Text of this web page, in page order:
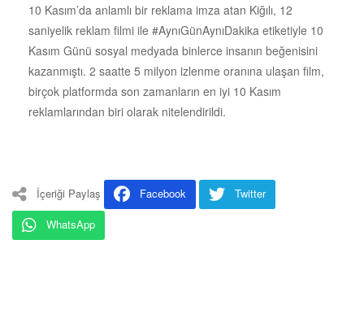
10 Kasım’da anlamlı bir reklama imza atan Kiğılı, 12
saniyelik reklam filmi ile #AynıGünAynıDakika etiketiyle 10
Kasım Günü sosyal medyada binlerce insanın beğenisini
kazanmıştı. 2 saatte 5 milyon izlenme oranına ulaşan film,
birçok platformda son zamanların en iyi 10 Kasım
reklamlarından biri olarak nitelendirildi.
İçeriği Paylaş Facebook
Twitter
WhatsApp